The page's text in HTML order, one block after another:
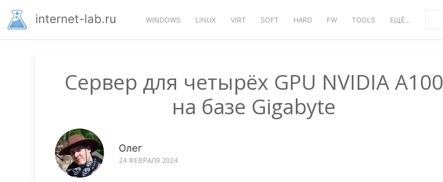
основномуinternet-lab.ru WINDOWS LINUX VIRT SOFT HARD FW TOOLS ЕЩЁ…
Сервер для четырёх GPU NVIDIA A100
на базе Gigabyte
Олег
24 ФЕВРАЛЯ 2024